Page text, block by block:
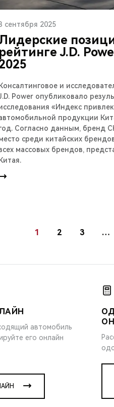
сентября 2025
рейтинге J.D.
Консалтинговое и
Power опубликовало
«Индекс
продукции
Согласно данным, бренд
среди китайских
массовых брендов,
Китая.
1 2 3 …
автомобиль
его онлайн